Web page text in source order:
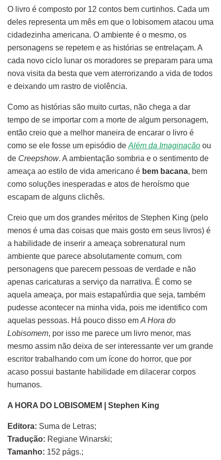
O livro é composto por 12 contos bem curtinhos. Cada um
deles representa um mês em que o lobisomem atacou uma
cidadezinha americana. O ambiente é o mesmo, os
personagens se repetem e as histórias se entrelaçam. A
cada novo ciclo lunar os moradores se preparam para uma
nova visita da besta que vem aterrorizando a vida de todos
e deixando um rastro de violência.
Como as histórias são muito curtas, não chega a dar
tempo de se importar com a morte de algum personagem,
então creio que a melhor maneira de encarar o livro é
como se ele fosse um episódio de Além da Imaginação ou
de Creepshow. A ambientação sombria e o sentimento de
ameaça ao estilo de vida americano é bem bacana, bem
como soluções inesperadas e atos de heroísmo que
escapam de alguns clichês.
Creio que um dos grandes méritos de Stephen King (pelo
menos é uma das coisas que mais gosto em seus livros) é
a habilidade de inserir a ameaça sobrenatural num
ambiente que parece absolutamente comum, com
personagens que parecem pessoas de verdade e não
apenas caricaturas a serviço da narrativa. É como se
aquela ameaça, por mais estapafúrdia que seja, também
pudesse acontecer na minha vida, pois me identifico com
aquelas pessoas. Há pouco disso em A Hora do
Lobisomem, por isso me parece um livro menor, mas
mesmo assim não deixa de ser interessante ver um grande
escritor trabalhando com um ícone do horror, que por
acaso possui bastante habilidade em dilacerar corpos
humanos.
A HORA DO LOBISOMEM | Stephen King
Editora: Suma de Letras;
Tradução: Regiane Winarski;
Tamanho: 152 págs.;